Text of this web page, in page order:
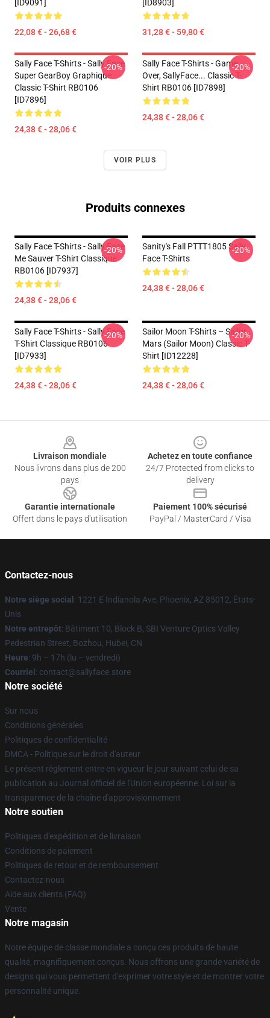
[ID9091]
22,08 € - 26,68 €
[ID8903]
31,28 € - 59,80 €
Sally Face T-Shirts - Sally Face
Super GearBoy Graphique
Classic T-Shirt RB0106
[ID7896]
24,38 € - 28,06 €
-20%
Sally Face T-Shirts - Game
Over, SallyFace... Classic T-
Shirt RB0106 [ID7898]
24,38 € - 28,06 €
-20%
VOIR PLUS
Produits connexes
Sally Face T-Shirts - Sally Face
Me Sauver T-Shirt Classique
RB0106 [ID7937]
24,38 € - 28,06 €
-20%
Sanity's Fall PTTT1805 Sally
Face T-Shirts
24,38 € - 28,06 €
-20%
Sally Face T-Shirts - Sally Face
T-Shirt Classique RB0106
[ID7933]
24,38 € - 28,06 €
-20%
Sailor Moon T-Shirts – Sailor
Mars (Sailor Moon) Classic T-
Shirt [ID12228]
24,38 € - 28,06 €
-20%
Livraison mondiale
Nous livrons dans plus de 200
pays
Achetez en toute confiance
24/7 Protected from clicks to
delivery
Garantie internationale
Offert dans le pays d'utilisation
Paiement 100% sécurisé
PayPal / MasterCard / Visa
Contactez-nous
Notre siège social : 1221 E Indianola Ave, Phoenix, AZ 85012, États-
Unis
Notre entrepôt: Bâtiment 10, Block B, SBI Venture Optics Valley
Pedestrian Street, Bozhou, Hubei, CN
Heure: 9h – 17h (lu – vendredi)
Courriel : contact@sallyface.store
Notre société
Sur nous
Conditions générales
Politiques de confidentialité
DMCA - Politique sur le droit d'auteur
Le présent règlement entre en vigueur le jour suivant celui de sa
publication au Journal officiel de l'Union européenne. Loi sur la
transparence de la chaîne d'approvisionnement
Notre soutien
Politiques d'expédition et de livraison
Conditions de paiement
Politiques de retour et de remboursement
Contactez-nous
Aide aux clients (FAQ)
Vente
Notre magasin
Notre équipe de classe mondiale a conçu ces produits de haute
qualité, magnifiquement conçus. Nous offrons une grande variété de
designs qui vous permettent d'exprimer votre style et de montrer votre
personnalité unique.